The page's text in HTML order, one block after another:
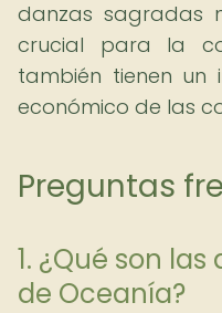
danzas sagradas
crucial para la
también tienen un
económico de las
Preguntas
1. ¿Qué son
de Oceanía?